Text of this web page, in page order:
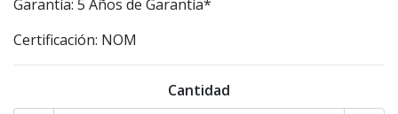
Garantía: 5 Años de Garantía*
Certificación: NOM
Cantidad